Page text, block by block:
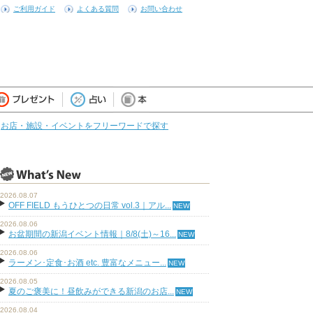
ご利用ガイド よくある質問 お問い合わせ
お店・施設・イベントをフリーワードで探す
2026.08.07
OFF FIELD もうひとつの日常 vol.3｜アル...
2026.08.06
お盆期間の新潟イベント情報｜8/8(土)～16...
2026.08.06
ラーメン･定食･お酒 etc. 豊富なメニュー...
2026.08.05
夏のご褒美に！昼飲みができる新潟のお店...
2026.08.04